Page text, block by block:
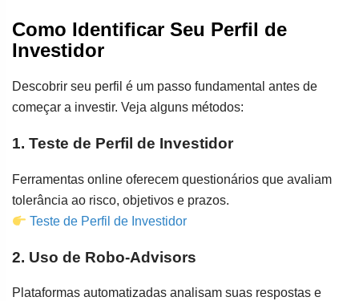
Como Identificar Seu Perfil de
Investidor
Descobrir seu perfil é um passo fundamental antes de
começar a investir. Veja alguns métodos:
1. Teste de Perfil de Investidor
Ferramentas online oferecem questionários que avaliam
tolerância ao risco, objetivos e prazos.
Teste de Perfil de Investidor
2. Uso de Robo-Advisors
Plataformas automatizadas analisam suas respostas e